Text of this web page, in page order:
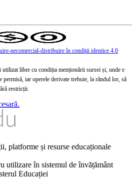
necomercial-distribuire în condiţii identice 4.0
liber cu condiția menționării sursei și, unde e
iar operele derivate trebuie, la rândul lor, să
restricții.
platforme și resurse educaționale
utilizare în sistemul de învățământ
Educației